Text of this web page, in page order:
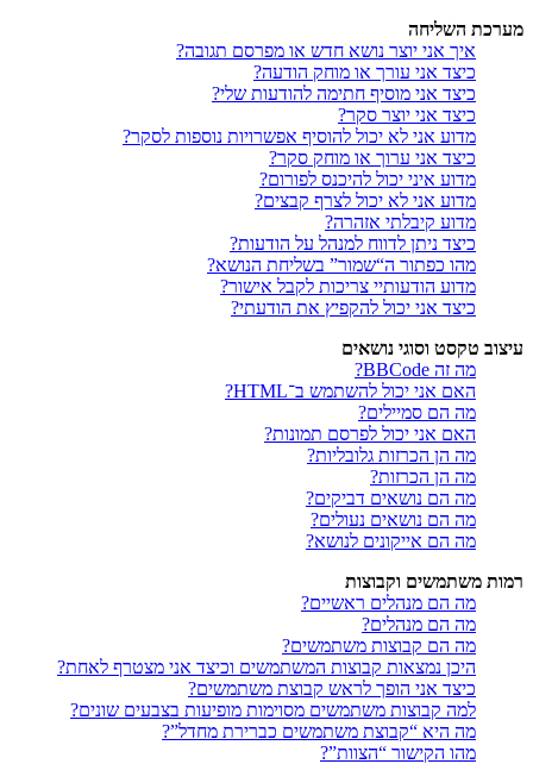
מערכת השליחה
איך אני יוצר נושא חדש או מפרסם תגובה?
כיצד אני עורך או מוחק הודעה?
כיצד אני מוסיף חתימה להודעות שלי?
כיצד אני יוצר סקר?
מדוע אני לא יכול להוסיף אפשרויות נוספות לסקר?
כיצד אני ערוך או מוחק סקר?
מדוע איני יכול להיכנס לפורום?
מדוע אני לא יכול לצרף קבצים?
מדוע קיבלתי אזהרה?
כיצד ניתן לדווח למנהל על הודעות?
מהו כפתור ה“שמור” בשליחת הנושא?
מדוע הודעותיי צריכות לקבל אישור?
כיצד אני יכול להקפיץ את הודעתי?
עיצוב טקסט וסוגי נושאים
מה זה BBCode?
האם אני יכול להשתמש ב־HTML?
מה הם סמיילים?
האם אני יכול לפרסם תמונות?
מה הן הכרזות גלובליות?
מה הן הכרזות?
מה הם נושאים דביקים?
מה הם נושאים נעולים?
מה הם אייקונים לנושא?
רמות משתמשים וקבוצות
מה הם מנהלים ראשיים?
מה הם מנהלים?
מה הם קבוצות משתמשים?
היכן נמצאות קבוצות המשתמשים וכיצד אני מצטרף לאחת?
כיצד אני הופך לראש קבוצת משתמשים?
למה קבוצות משתמשים מסוימות מופיעות בצבעים שונים?
מה היא “קבוצת משתמשים כברירת מחדל”?
מהו הקישור “הצוות”?